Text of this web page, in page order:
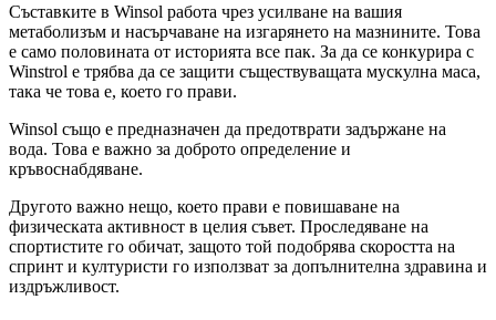
Съставките в Winsol работа чрез усилване на вашия
метаболизъм и насърчаване на изгарянето на мазнините. Това
е само половината от историята все пак. За да се конкурира с
Winstrol е трябва да се защити съществуващата мускулна маса,
така че това е, което го прави.
Winsol също е предназначен да предотврати задържане на
вода. Това е важно за доброто определение и
кръвоснабдяване.
Другото важно нещо, което прави е повишаване на
физическата активност в целия съвет. Проследяване на
спортистите го обичат, защото той подобрява скоростта на
спринт и културисти го използват за допълнителна здравина и
издръжливост.